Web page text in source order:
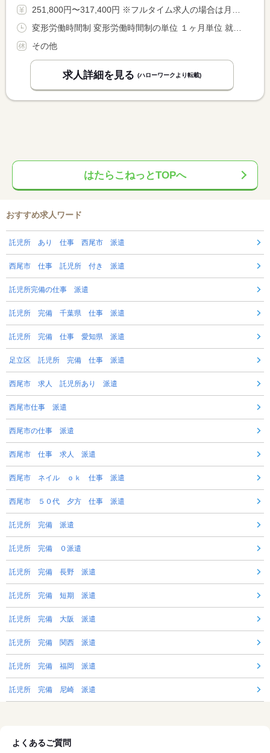
251,800円〜317,400円 ※フルタイム求人の場合は月額（換算額）、パート求人の場合は時間額を表示しています。
その他
求人詳細を見る (ハローワークより転載)
はたらこねっとTOPへ
おすすめ求人ワード
託児所 あり 仕事 西尾市 派遣
西尾市 仕事 託児所 付き 派遣
託児所完備の仕事 派遣
託児所 完備 千葉県 仕事 派遣
託児所 完備 仕事 愛知県 派遣
足立区 託児所 完備 仕事 派遣
西尾市 求人 託児所あり 派遣
西尾市仕事 派遣
西尾市の仕事 派遣
西尾市 仕事 求人 派遣
西尾市 ネイル ｏｋ 仕事 派遣
西尾市 ５０代 夕方 仕事 派遣
託児所 完備 派遣
託児所 完備 ０派遣
託児所 完備 長野 派遣
託児所 完備 短期 派遣
託児所 完備 大阪 派遣
託児所 完備 関西 派遣
託児所 完備 福岡 派遣
託児所 完備 尼崎 派遣
よくあるご質問